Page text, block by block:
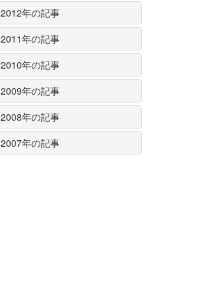
2012年の記事
2011年の記事
2010年の記事
2009年の記事
2008年の記事
2007年の記事